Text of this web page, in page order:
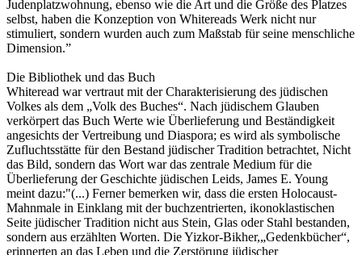
Judenplatzwohnung, ebenso wie die Art und die Größe des Platzes
selbst, haben die Konzeption von Whitereads Werk nicht nur
stimuliert, sondern wurden auch zum Maßstab für seine menschliche
Dimension.”
Die Bibliothek und das Buch
Whiteread war vertraut mit der Charakterisierung des jüdischen
Volkes als dem „Volk des Buches“. Nach jüdischem Glauben
verkörpert das Buch Werte wie Überlieferung und Beständigkeit
angesichts der Vertreibung und Diaspora; es wird als symbolische
Zufluchtsstätte für den Bestand jüdischer Tradition betrachtet, Nicht
das Bild, sondern das Wort war das zentrale Medium für die
Überlieferung der Geschichte jüdischen Leids, James E. Young
meint dazu:"(...) Ferner bemerken wir, dass die ersten Holocaust-
Mahnmale in Einklang mit der buchzentrierten, ikonoklastischen
Seite jüdischer Tradition nicht aus Stein, Glas oder Stahl bestanden,
sondern aus erzählten Worten. Die Yizkor-Bikher,„Gedenkbücher“,
erinnerten an das Leben und die Zerstörung jüdischer